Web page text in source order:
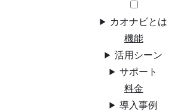
カオナビとは
機能
活用シーン
サポート
料金
導入事例